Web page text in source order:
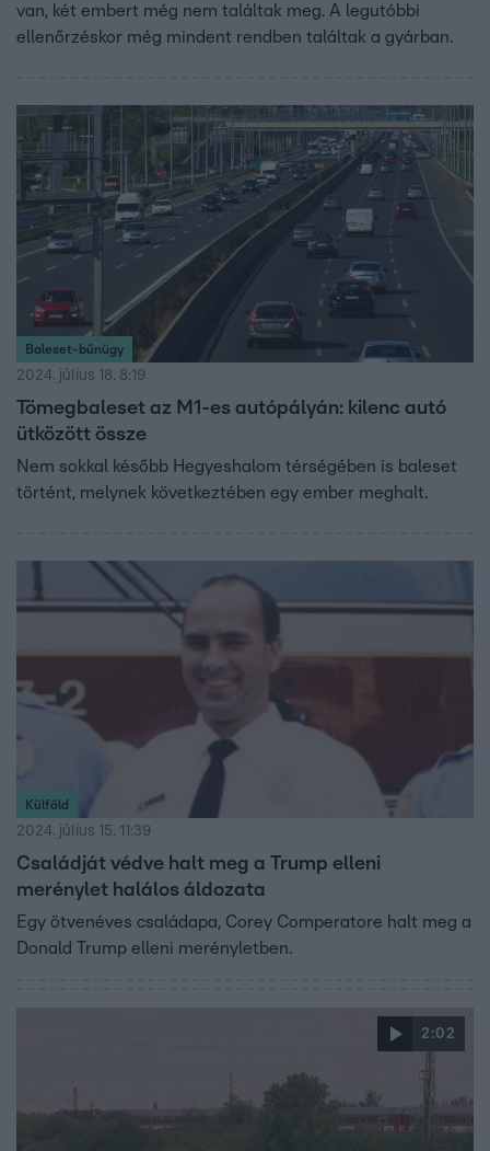
van, két embert még nem találtak meg. A legutóbbi
ellenőrzéskor még mindent rendben találtak a gyárban.
Baleset-bűnügy
2024. július 18. 8:19
Tömegbaleset az M1-es autópályán: kilenc autó
ütközött össze
Nem sokkal később Hegyeshalom térségében is baleset
történt, melynek következtében egy ember meghalt.
Külföld
2024. július 15. 11:39
Családját védve halt meg a Trump elleni
merénylet halálos áldozata
Egy ötvenéves családapa, Corey Comperatore halt meg a
Donald Trump elleni merényletben.
2:02